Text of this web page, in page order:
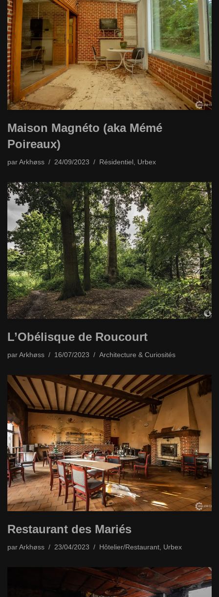
Maison Magnéto (aka Mémé
Poireaux)
par Arkhøss 24/09/2023 Résidentiel , Urbex
L’Obélisque de Roucourt
par Arkhøss 16/07/2023 Architecture & Curiosités
Restaurant des Mariés
par Arkhøss 23/04/2023 Hôtelier/Restaurant, Urbex